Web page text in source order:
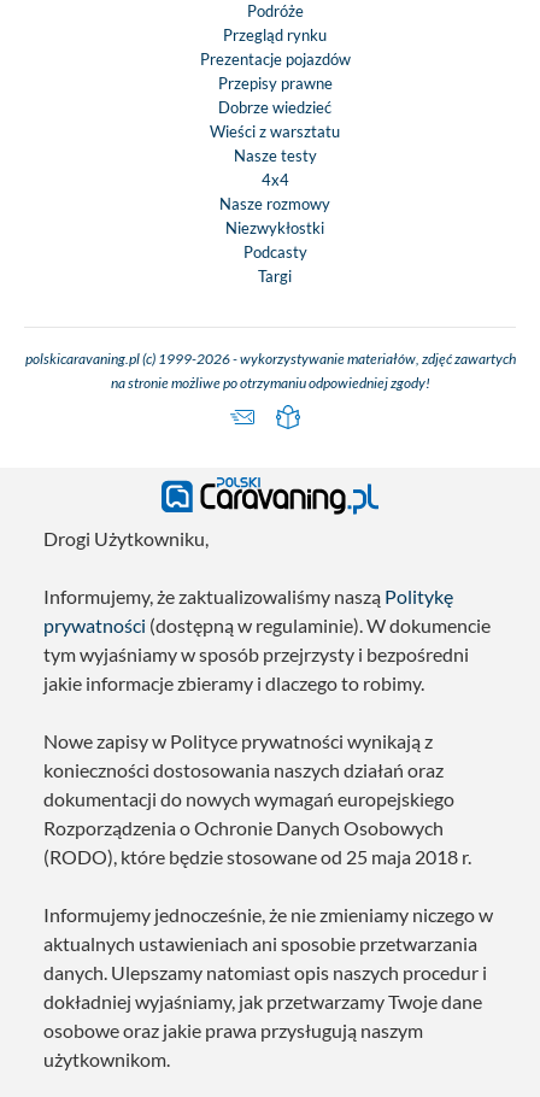
Podróże
Przegląd rynku
Prezentacje pojazdów
Przepisy prawne
Dobrze wiedzieć
Wieści z warsztatu
Nasze testy
4x4
Nasze rozmowy
Niezwykłostki
Podcasty
Targi
polskicaravaning.pl (c) 1999-2026 - wykorzystywanie materiałów, zdjęć zawartych
na stronie możliwe po otrzymaniu odpowiedniej zgody!
Drogi Użytkowniku,
Informujemy, że zaktualizowaliśmy naszą Politykę
prywatności (dostępną w regulaminie). W dokumencie
tym wyjaśniamy w sposób przejrzysty i bezpośredni
jakie informacje zbieramy i dlaczego to robimy.
Nowe zapisy w Polityce prywatności wynikają z
konieczności dostosowania naszych działań oraz
dokumentacji do nowych wymagań europejskiego
Rozporządzenia o Ochronie Danych Osobowych
(RODO), które będzie stosowane od 25 maja 2018 r.
Informujemy jednocześnie, że nie zmieniamy niczego w
aktualnych ustawieniach ani sposobie przetwarzania
danych. Ulepszamy natomiast opis naszych procedur i
dokładniej wyjaśniamy, jak przetwarzamy Twoje dane
osobowe oraz jakie prawa przysługują naszym
użytkownikom.